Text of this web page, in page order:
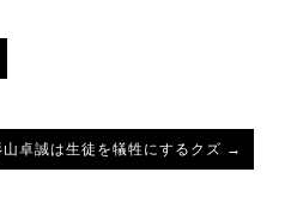
山卓誠は生徒を犠牲にするクズ →